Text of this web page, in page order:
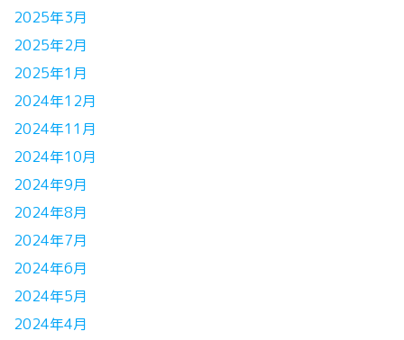
2025年3月
2025年2月
2025年1月
2024年12月
2024年11月
2024年10月
2024年9月
2024年8月
2024年7月
2024年6月
2024年5月
2024年4月